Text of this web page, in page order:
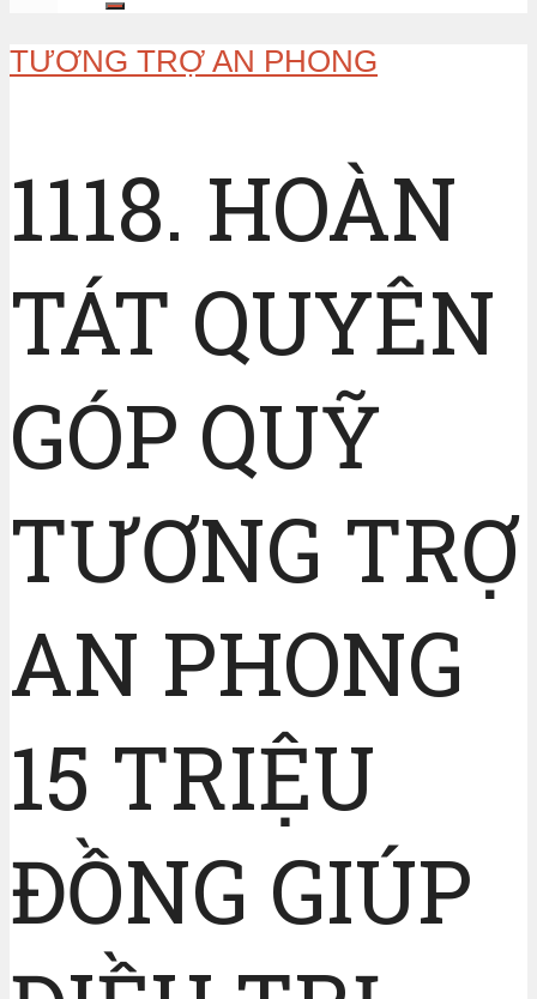
TƯƠNG TRỢ AN PHONG
1118. HOÀN
TÁT QUYÊN
GÓP QUỸ
TƯƠNG TRỢ
AN PHONG
15 TRIỆU
ĐỒNG GIÚP